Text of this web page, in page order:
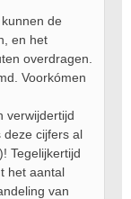
de
en het
overdragen.
Voorkómen
verwijdertijd
deze cijfers al
Tegelijkertijd
het aantal
van